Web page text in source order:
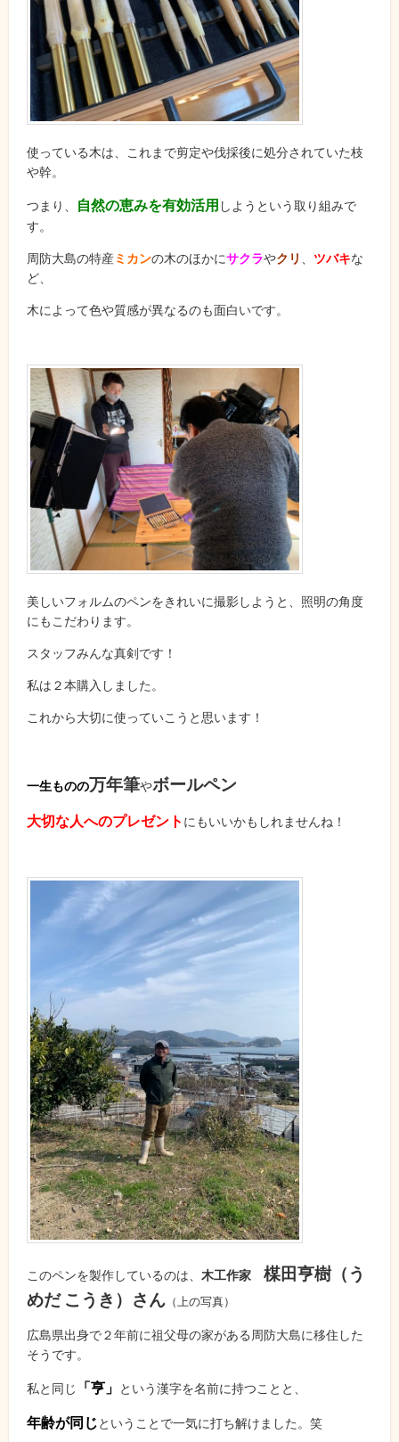
使っている木は、これまで剪定や伐採後に処分されていた枝
や幹。
つまり、 自然の恵みを有効活用 しようという取り組みで
す。
周防大島の特産ミカンの木のほかにサクラやクリ ツバキな
ど、
木によって色や質感が異なるのも面白いです。
美しいフォルムのペンをきれいに撮影しようと、照明の角度
にもこだわります。
スタッフみんな真剣です！
私は２本購入しました。
これから大切に使っていこうと思います！
一生ものの万年筆やボールペン
大切な人へのプレゼント にもいいかもしれませんね！
このペンを製作しているのは、 木工作家
楳田亨樹（う
めだ こうき）さん （上の写真）
広島県出身で２年前に祖父母の家がある周防大島に移住した
そうです。
私と同じ 「亨」 という漢字を名前に持つことと、
年齢が同じということで一気に打ち解けました。笑